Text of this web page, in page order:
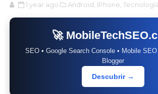
1 year ago Android, IPhone,
🚀
SEO • Google Search Console • Mobile SEO
Blogger
Descubrir →